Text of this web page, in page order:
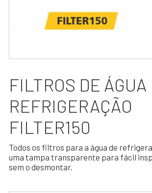
FILTROS DE ÁGUA
REFRIGERAÇÃO
FILTER150
Todos os filtros para a água de
uma tampa transparente para fácil
sem o desmontar.